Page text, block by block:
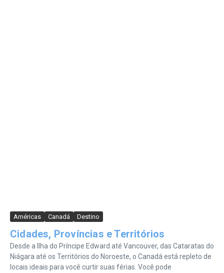
Américas Canadá Destino
Cidades, Províncias e Territórios
Desde a Ilha do Príncipe Edward até Vancouver, das Cataratas do
Niágara até os Territórios do Noroeste, o Canadá está repleto de
locais ideais para você curtir suas férias. Você pode